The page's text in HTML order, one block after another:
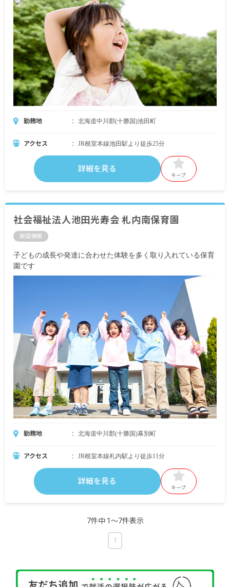
勤務地 北海道中川郡(十勝国)池田町
アクセス JR根室本線池田駅より徒歩25分
詳細を見る
キープ
社会福祉法人池田光寿会 札内南保育園
施設情報
子どもの成長や発達に合わせた体験を多く取り入れている保育
園です
勤務地 北海道中川郡(十勝国)幕別町
アクセス JR根室本線札内駅より徒歩11分
詳細を見る
キープ
7件中 1〜7件表示
1